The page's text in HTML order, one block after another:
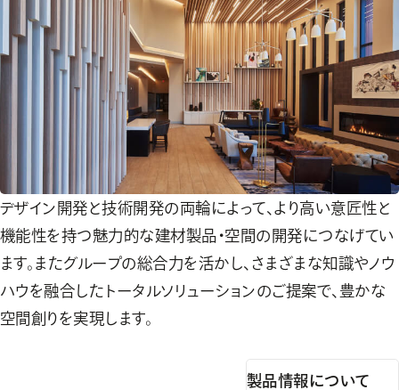
デザイン開発と技術開発の両輪によって、より高い意匠性と
機能性を持つ魅力的な建材製品・空間の開発につなげてい
ます。またグループの総合力を活かし、さまざまな知識やノウ
ハウを融合したトータルソリューションのご提案で、豊かな
空間創りを実現します。
製品情報について